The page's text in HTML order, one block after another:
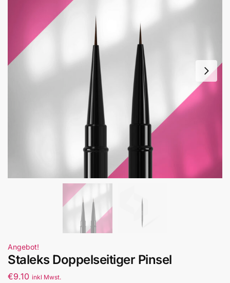
Angebot!
Staleks Doppelseitiger Pinsel
€9.10 inkl Mwst.